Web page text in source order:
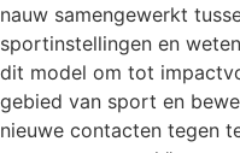
nauw samengewerkt
sportinstellingen en
dit model om tot
gebied van sport en
nieuwe contacten tegen